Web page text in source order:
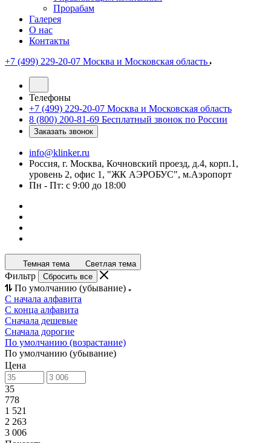
Прорабам
Галерея
О нас
Контакты
+7 (499) 229-20-07 Москва и Московская область
Телефоны
+7 (499) 229-20-07 Москва и Московская область
8 (800) 200-81-69 Бесплатный звонок по России
Заказать звонок
info@klinker.ru
Россия, г. Москва, Кочновский проезд, д.4, корп.1,
уровень 2, офис 1, "ЖК АЭРОБУС", м.Аэропорт
Пн - Пт: с 9:00 до 18:00
Темная тема Светлая тема
Фильтр Сбросить все
По умолчанию (убывание)
С начала алфавита
С конца алфавита
Сначала дешевые
Сначала дорогие
По умолчанию (возрастание)
По умолчанию (убывание)
Цена
35
778
1 521
2 263
3 006